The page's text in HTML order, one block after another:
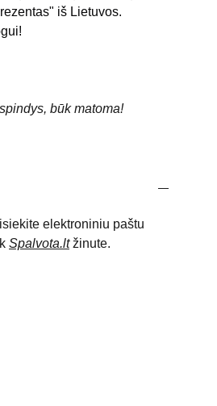
iš Lietuvos.
būk matoma!
elektroniniu paštu
Spalvota.lt žinute.